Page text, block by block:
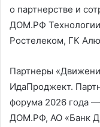
о партнерстве и
ДОМ.РФ
Ростелеком, ГК
Партнеры
ИдаПроджект.
форума 2026 года
ДОМ.РФ, АО «Банк